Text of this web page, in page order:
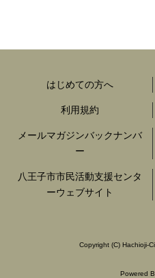
はじめての方へ
利用規約
メールマガジンバックナンバ
ー
八王子市市民活動支援センタ
ーウェブサイト
Copyright (C) Hachioji-
Powered